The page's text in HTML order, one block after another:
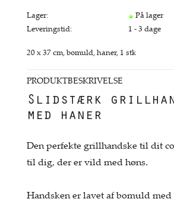
Lager:
På lager
Leveringstid:
1 - 3 dage
20 x 37 cm, bomuld, haner, 1 stk
PRODUKTBESKRIVELSE
Slidstærk
med haner
Den perfekte grillhandske til dit
til dig, der er vild med høns.
Handsken er lavet af bomuld